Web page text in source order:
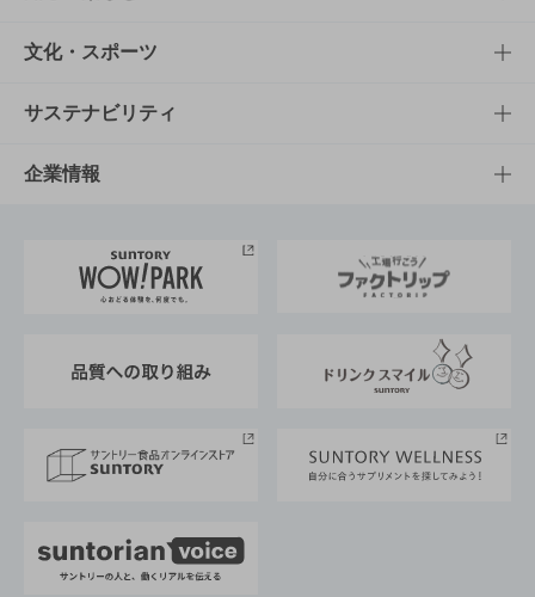
商品一覧
商品発売情報
栄養成分一覧
知る・楽しむTOP
キャンペーン
工場見学
地域情報
文化・スポーツ
文化・スポーツTOP
サントリーホール
サントリーサンバーズ大阪
サステナビリティ
サステナビリティTOP
サントリーが考えるサステナビリティ経営
企業情報
企業概要
採用情報